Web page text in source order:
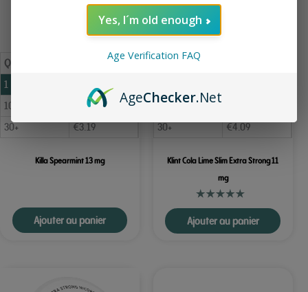
Qté
1
10
3.39
30+
€3.19
Killa Spearmint 13 mg
Ajouter au panier
Qté
10
30+
€4.09
Klint Cola Lime Slim Extra Strong 11
mg
Ajouter au panier
Yes, I´m old enough
Age Verification FAQ
AgeChecker.Net